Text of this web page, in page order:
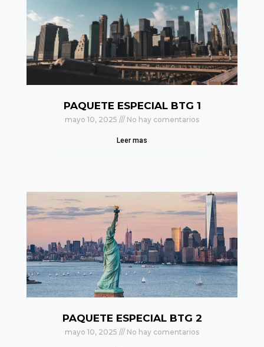
PAQUETE ESPECIAL BTG 1
mayo 10, 2025 No hay comentarios
Leer mas
PAQUETE ESPECIAL BTG 2
mayo 10, 2025 No hay comentarios